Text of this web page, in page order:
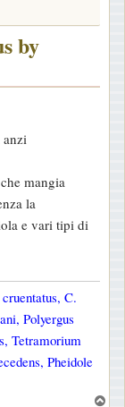
by
mangia
la
e vari tipi di
C.
Polyergus
Tetramorium
Pheidole